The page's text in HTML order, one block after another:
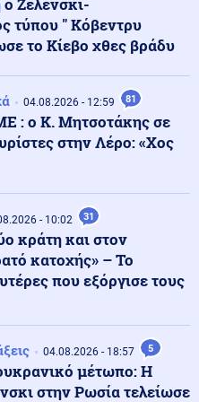
αβοκάντο από το
ότι η επικοινωνία με τον
«τώρα πολύ δύσκολη»
με την Τουρκία: Το Ισραήλ
Dolphin INS Drakon με
πυραύλων Κρουζ
ΤΟ AfD! 1.000 Γερμανοί
απαγόρευση του κόμματος
σε παραλία της Χαβάης
Ζελένσκι-
τύπου " Κόβεντρυ
το Κίεβο χθες βράδυ
04.08.2026 - 12:59 81
: ο Κ. Μητσοτάκης σε
στην Λέρο: «Χος
- 10:02 31
κράτη και στον
κατοχής» – Το
που εξόργισε τους
04.08.2026 - 18:57 5
μέτωπο: Η
στην Ρωσία τελείωσε